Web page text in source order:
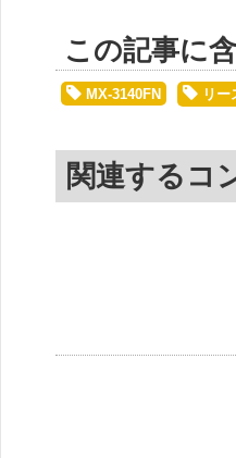
この記事に
MX-3140FN リー
関連するコ